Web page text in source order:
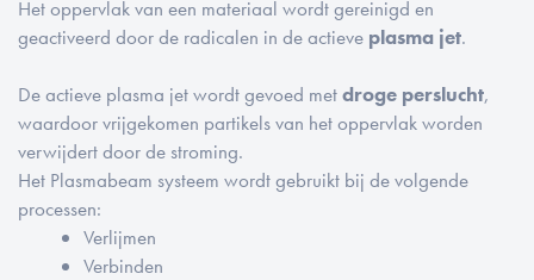
Het oppervlak van een materiaal wordt gereinigd en
geactiveerd door de radicalen in de actieve plasma jet.
De actieve plasma jet wordt gevoed metdroge perslucht,
waardoor vrijgekomen partikels van het oppervlak worden
verwijdert door de stroming.
Het Plasmabeam systeem wordt gebruikt bij de volgende
processen:
Verlijmen
Verbinden